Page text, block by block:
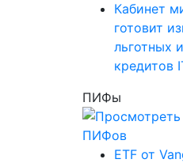
Кабинет
готовит
льготных
кредитов
ПИФы
ETF от